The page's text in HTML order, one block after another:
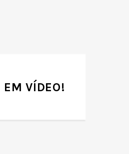
VÍDEO!